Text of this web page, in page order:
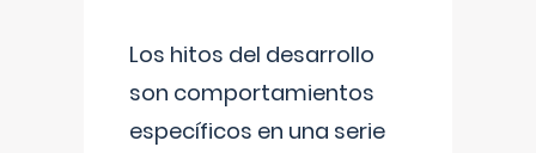
Los hitos del desarrollo
son comportamientos
específicos en una serie